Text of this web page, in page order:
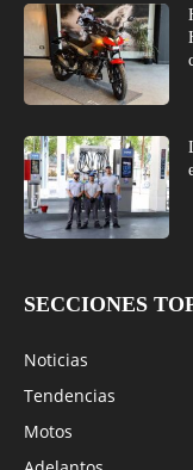
SECCIONES
Noticias
Tendencias
Motos